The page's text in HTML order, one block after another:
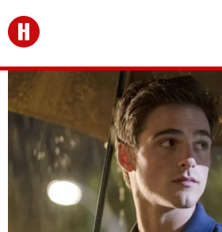
Перейти на главную